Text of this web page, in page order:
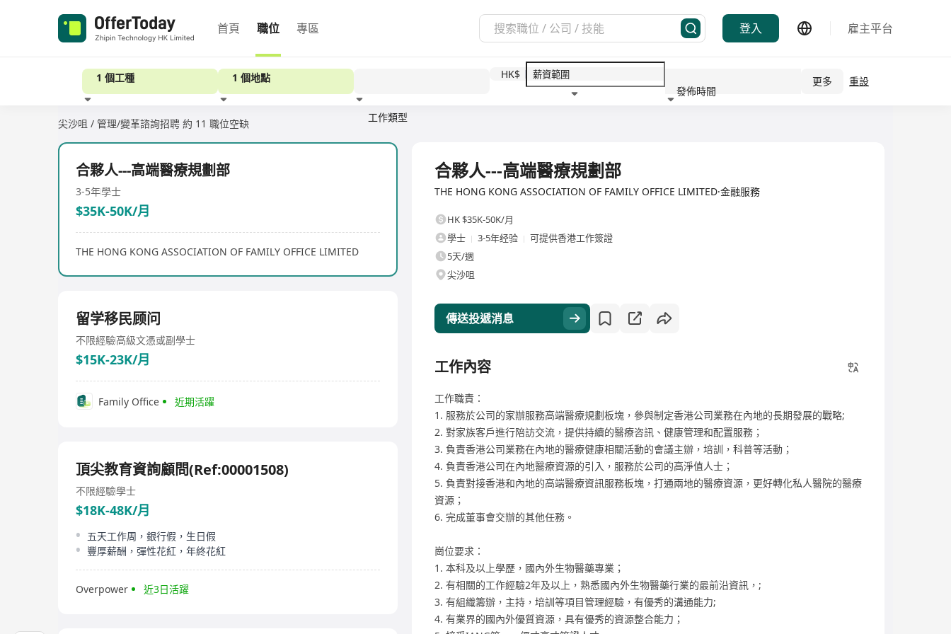
首頁 職位 專區 登入 雇主平台
1 個工種 1 個地點
工作類型
HK$
發佈時間
更多 重設
經驗
尖沙咀 / 管理/變革諮詢招聘 約 11 職位空缺
合夥人---高端醫療規劃部
3-5年學士
$35K-50K/月
THE HONG KONG ASSOCIATION OF FAMILY OFFICE LIMITED
留学移民顾问
不限經驗高級文憑或副學士
$15K-23K/月
Family Office 近期活躍
頂尖教育資詢顧問(Ref:00001508)
不限經驗學士
$18K-48K/月
五天工作周，銀行假，生日假
豐厚薪酬，彈性花紅，年終花紅
Overpower 近3日活躍
合夥人---高端醫療規劃部
THE HONG KONG ASSOCIATION OF FAMILY OFFICE LIMITED·金融服務
HK $35K-50K/月
學士
3-5年经验
可提供香港工作簽證
5天/週
尖沙咀
傳送投遞消息
工作內容
工作職責：
1. 服務於公司的家辦服務高端醫療規劃板塊，參與制定香港公司業務在內地的長期發展的戰略;
2. 對家族客戶進行陪訪交流，提供持續的醫療咨訊、健康管理和配置服務；
3. 負責香港公司業務在內地的醫療健康相關活動的會議主辦，培訓，科普等活動；
4. 負責香港公司在內地醫療資源的引入，服務於公司的高淨值人士；
5. 負責對接香港和內地的高端醫療資訊服務板塊，打通兩地的醫療資源，更好轉化私人醫院的醫療
資源；
6. 完成董事會交辦的其他任務。
崗位要求：
1. 本科及以上學歷，國內外生物醫藥專業；
2. 有相關的工作經驗2年及以上，熟悉國內外生物醫藥行業的最前沿資訊，;
3. 有組織籌辦，主持，培訓等項目管理經驗，有優秀的溝通能力;
4. 有業界的國內外優質資源，具有優秀的資源整合能力；